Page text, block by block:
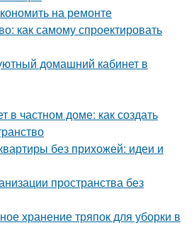
на ремонте
как самому спроектировать
домашний кабинет в
в частном доме: как создать
без прихожей: идеи и
пространства без
хранение тряпок для уборки в